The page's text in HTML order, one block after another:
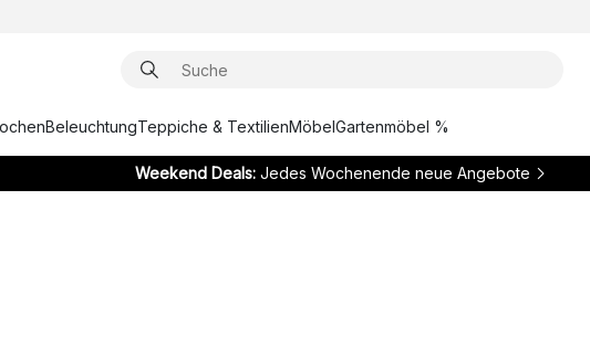
BeleuchtungTeppiche & TextilienMöbelGartenmöbel %
Weekend Deals:Jedes Wochenende neue Angebote